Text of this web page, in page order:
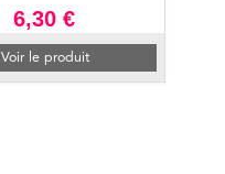
6,30 €
Voir le produit